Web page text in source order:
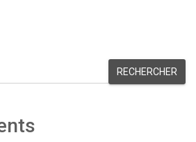
RECHERCHER